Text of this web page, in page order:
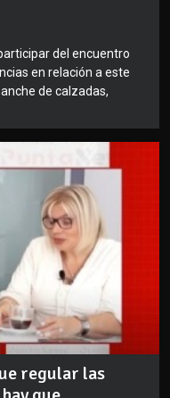
del encuentro
en relación a este
de calzadas,
regular las